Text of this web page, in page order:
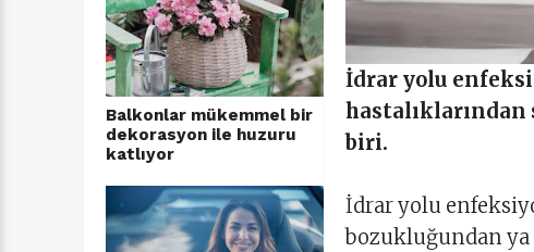
Balkonlar mükemmel bir
dekorasyon ile huzuru
katlıyor
İdrar yolu
hastalıklarından
biri.
İdrar yolu
bozukluğundan ya